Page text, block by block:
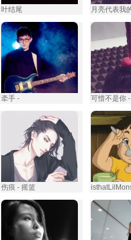
叶结尾 月亮代表我
牵手 - 可惜不是你
伤痕 - 摇篮